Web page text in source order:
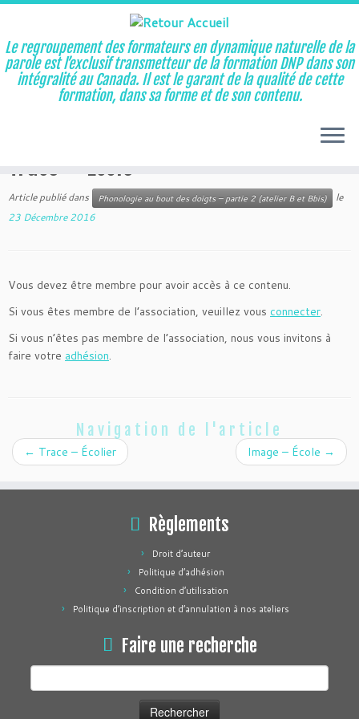
Le regroupement des formateurs en dynamique naturelle de la
parole est l’exclusif transmetteur de la formation DNP dans son
intégralité au Canada. Il est le garant de la qualité de cette
formation, dans sa forme et de son contenu.
Trace – École
Article publié dans Phonologie au bout des doigts – partie 2 (atelier B et Bbis)
le
23 Décembre 2016
Vous devez être membre pour avoir accès à ce contenu.
Si vous êtes membre de l’association, veuillez vous connecter.
Si vous n’êtes pas membre de l’association, nous vous invitons à
faire votre adhésion.
Navigation de l'article
← Trace – Écolier Image – École →
Règlements
Droit d’auteur
Politique d’adhésion
Condition d’utilisation
Politique d’inscription et d’annulation à nos ateliers
Faire une recherche